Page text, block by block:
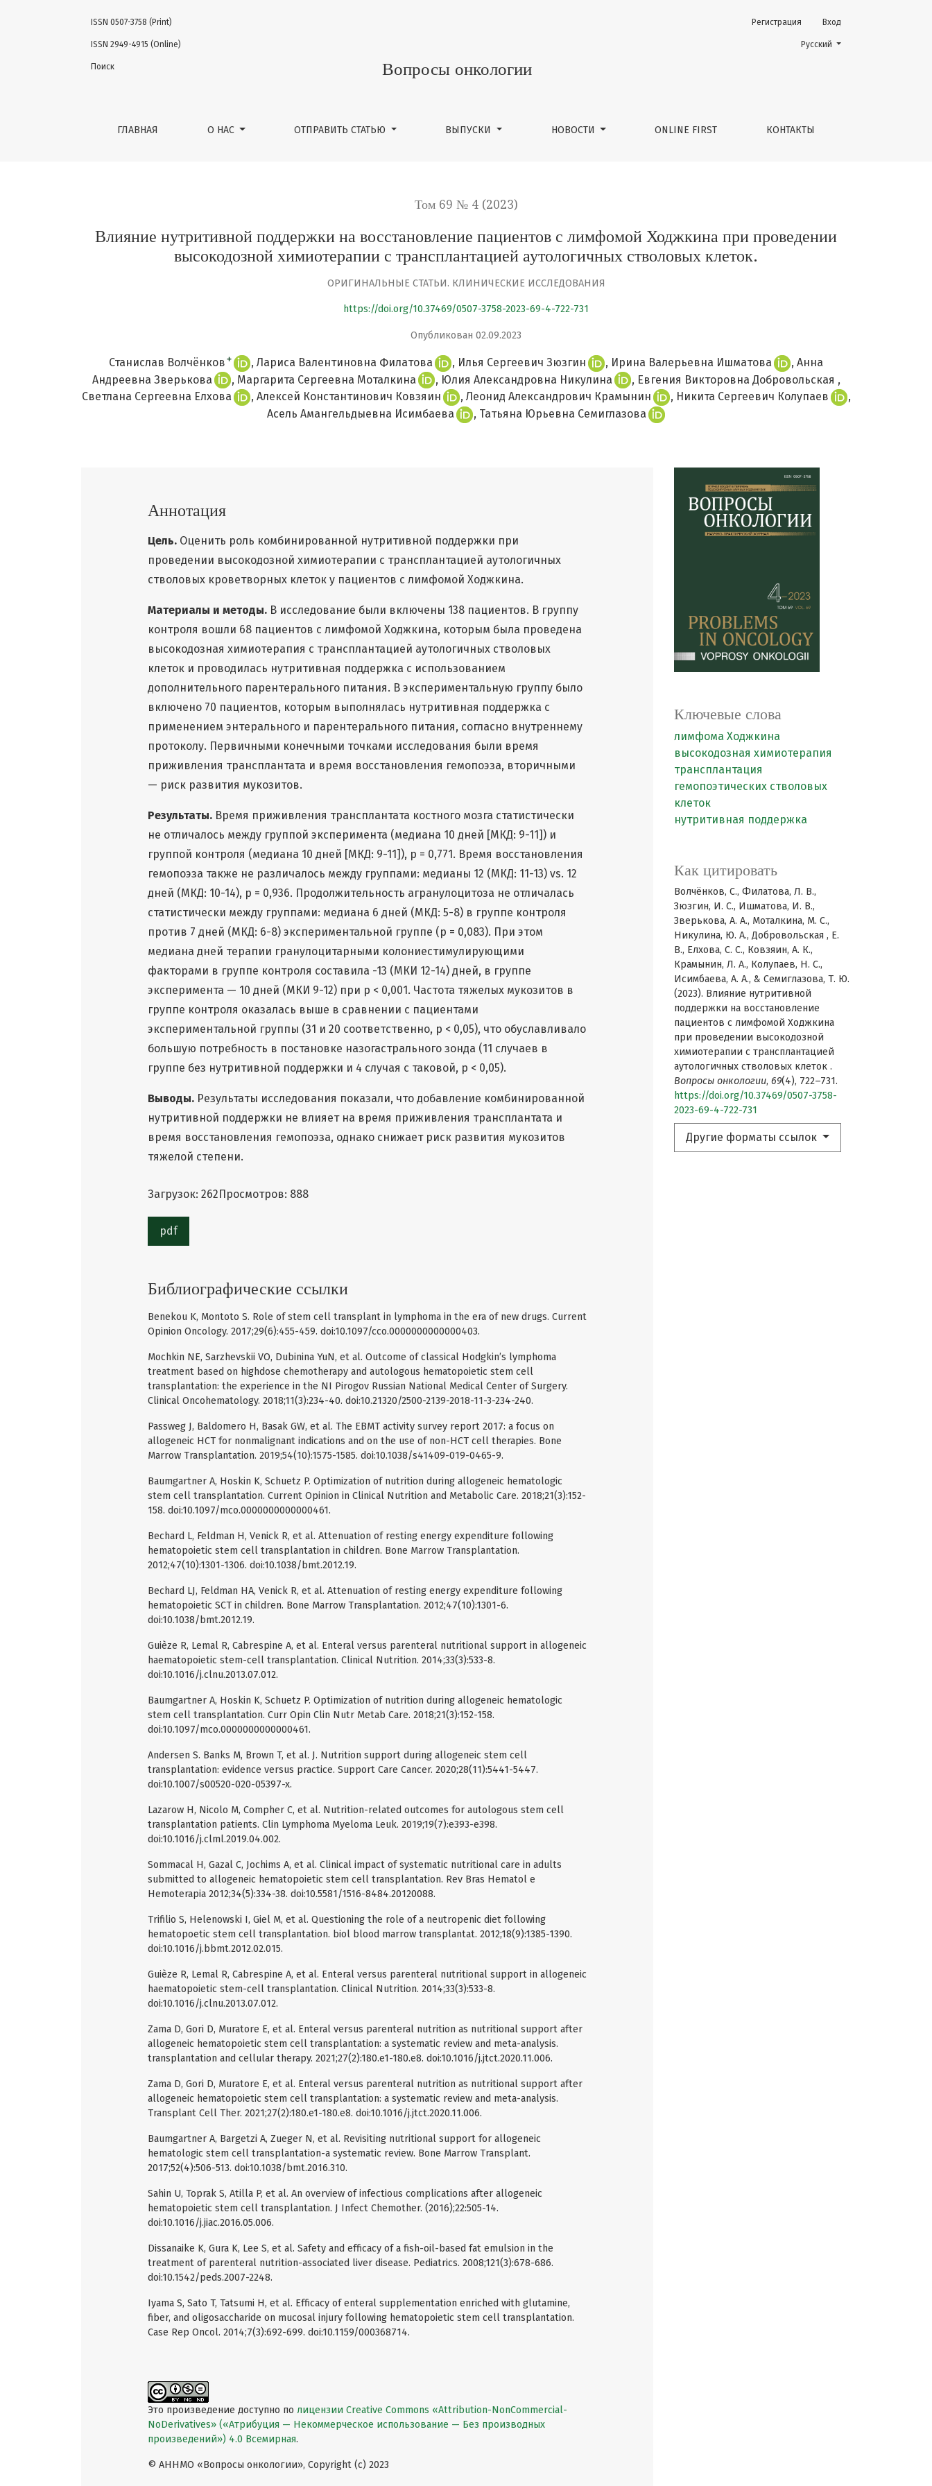
Влияние нутритивной поддержки на восстановление пациентов с лимфомой Ходжкина при проведении высокодозной химиотерапии с трансплантацией
Вопросы онкологии
ГЛАВНАЯ О НАС ОТПРАВИТЬ СТАТЬЮ ВЫПУСКИ НОВОСТИ ONLINE FIRST КОНТАКТЫ
Регистрация Вход
ISSN 0507-3758 (Print)
ISSN 2949-4915 (Online)
Поиск
Change the language. The
Русский
Том 69 № 4 (2023)
Влияние нутритивной поддержки на восстановление пациентов с лимфомой Ходжкина при проведении
высокодозной химиотерапии с трансплантацией аутологичных стволовых клеток.
ОРИГИНАЛЬНЫЕ СТАТЬИ. КЛИНИЧЕСКИЕ ИССЛЕДОВАНИЯ
https://doi.org/10.37469/0507-3758-2023-69-4-722-731
Опубликован 02.09.2023
Станислав Волчёнков + Лариса Валентиновна Филатова Илья Сергеевич Зюзгин Ирина Валерьевна Ишматова
Анна
Андреевна Зверькова
Маргарита Сергеевна Моталкина Юлия Александровна Никулина
Евгения Викторовна Добровольская
Светлана Сергеевна Елхова
Алексей Константинович Ковзяин Леонид Александрович Крамынин
Никита Сергеевич Колупаев
Асель Амангельдыевна Исимбаева
Татьяна Юрьевна Семиглазова
Ключевые слова
лимфома Ходжкина
высокодозная химиотерапия
трансплантация
гемопоэтических стволовых
клеток
нутритивная поддержка
Как цитировать
Волчёнков, С., Филатова, Л. В.,
Зюзгин, И. С., Ишматова, И. В.,
Зверькова, А. А., Моталкина, М. С.,
Никулина, Ю. А., Добровольская , Е.
В., Елхова, С. С., Ковзяин, А. К.,
Крамынин, Л. А., Колупаев, Н. С.,
Исимбаева, А. А., & Семиглазова, Т. Ю.
(2023). Влияние нутритивной
поддержки на восстановление
пациентов с лимфомой Ходжкина
при проведении высокодозной
химиотерапии с трансплантацией
аутологичных стволовых клеток .
Вопросы онкологии, 69(4), 722–731.
https://doi.org/10.37469/0507-3758-
2023-69-4-722-731
Другие форматы ссылок
Аннотация
Цель. Оценить роль комбинированной нутритивной поддержки при
проведении высокодозной химиотерапии с трансплантацией аутологичных
стволовых кроветворных клеток у пациентов с лимфомой Ходжкина.
Материалы и методы. В исследование были включены 138 пациентов. В группу
контроля вошли 68 пациентов с лимфомой Ходжкина, которым была проведена
высокодозная химиотерапия с трансплантацией аутологичных стволовых
клеток и проводилась нутритивная поддержка с использованием
дополнительного парентерального питания. В экспериментальную группу было
включено 70 пациентов, которым выполнялась нутритивная поддержка с
применением энтерального и парентерального питания, согласно внутреннему
протоколу. Первичными конечными точками исследования были время
приживления трансплантата и время восстановления гемопоэза, вторичными
— риск развития мукозитов.
Результаты. Время приживления трансплантата костного мозга статистически
не отличалось между группой эксперимента (медиана 10 дней [МКД: 9-11]) и
группой контроля (медиана 10 дней [МКД: 9-11]), p = 0,771. Время восстановления
гемопоэза также не различалось между группами: медианы 12 (МКД: 11-13) vs. 12
дней (МКД: 10-14), p = 0,936. Продолжительность агранулоцитоза не отличалась
статистически между группами: медиана 6 дней (МКД: 5-8) в группе контроля
против 7 дней (МКД: 6-8) экспериментальной группе (p = 0,083). При этом
медиана дней терапии гранулоцитарными колониестимулирующими
факторами в группе контроля составила -13 (МКИ 12-14) дней, в группе
эксперимента — 10 дней (МКИ 9-12) при p < 0,001. Частота тяжелых мукозитов в
группе контроля оказалась выше в сравнении с пациентами
экспериментальной группы (31 и 20 соответственно, р < 0,05), что обуславливало
большую потребность в постановке назогастрального зонда (11 случаев в
группе без нутритивной поддержки и 4 случая с таковой, p < 0,05).
Выводы. Результаты исследования показали, что добавление комбинированной
нутритивной поддержки не влияет на время приживления трансплантата и
время восстановления гемопоэза, однако снижает риск развития мукозитов
тяжелой степени.
Загрузок: 262Просмотров: 888
pdf
Библиографические ссылки
Benekou K, Montoto S. Role of stem cell transplant in lymphoma in the era of new drugs. Current
Opinion Oncology. 2017;29(6):455-459. doi:10.1097/cco.0000000000000403.
Mochkin NE, Sarzhevskii VO, Dubinina YuN, et al. Outcome of classical Hodgkin’s lymphoma
treatment based on highdose chemotherapy and autologous hematopoietic stem cell
transplantation: the experience in the NI Pirogov Russian National Medical Center of Surgery.
Clinical Oncohematology. 2018;11(3):234-40. doi:10.21320/2500-2139-2018-11-3-234-240.
Passweg J, Baldomero H, Basak GW, et al. The EBMT activity survey report 2017: a focus on
allogeneic HCT for nonmalignant indications and on the use of non-HCT cell therapies. Bone
Marrow Transplantation. 2019;54(10):1575-1585. doi:10.1038/s41409-019-0465-9.
Baumgartner A, Hoskin K, Schuetz P. Optimization of nutrition during allogeneic hematologic
stem cell transplantation. Current Opinion in Clinical Nutrition and Metabolic Care. 2018;21(3):152-
158. doi:10.1097/mco.0000000000000461.
Bechard L, Feldman H, Venick R, et al. Attenuation of resting energy expenditure following
hematopoietic stem cell transplantation in children. Bone Marrow Transplantation.
2012;47(10):1301-1306. doi:10.1038/bmt.2012.19.
Bechard LJ, Feldman HA, Venick R, et al. Attenuation of resting energy expenditure following
hematopoietic SCT in children. Bone Marrow Transplantation. 2012;47(10):1301-6.
doi:10.1038/bmt.2012.19.
Guièze R, Lemal R, Cabrespine A, et al. Enteral versus parenteral nutritional support in allogeneic
haematopoietic stem-cell transplantation. Clinical Nutrition. 2014;33(3):533-8.
doi:10.1016/j.clnu.2013.07.012.
Baumgartner A, Hoskin K, Schuetz P. Optimization of nutrition during allogeneic hematologic
stem cell transplantation. Curr Opin Clin Nutr Metab Care. 2018;21(3):152-158.
doi:10.1097/mco.0000000000000461.
Andersen S. Banks M, Brown T, et al. J. Nutrition support during allogeneic stem cell
transplantation: evidence versus practice. Support Care Cancer. 2020;28(11):5441-5447.
doi:10.1007/s00520-020-05397-x.
Lazarow H, Nicolo M, Compher C, et al. Nutrition-related outcomes for autologous stem cell
transplantation patients. Clin Lymphoma Myeloma Leuk. 2019;19(7):e393-e398.
doi:10.1016/j.clml.2019.04.002.
Sommacal H, Gazal C, Jochims A, et al. Clinical impact of systematic nutritional care in adults
submitted to allogeneic hematopoietic stem cell transplantation. Rev Bras Hematol e
Hemoterapia 2012;34(5):334-38. doi:10.5581/1516-8484.20120088.
Trifilio S, Helenowski I, Giel M, et al. Questioning the role of a neutropenic diet following
hematopoetic stem cell transplantation. biol blood marrow transplantat. 2012;18(9):1385-1390.
doi:10.1016/j.bbmt.2012.02.015.
Guièze R, Lemal R, Cabrespine A, et al. Enteral versus parenteral nutritional support in allogeneic
haematopoietic stem-cell transplantation. Clinical Nutrition. 2014;33(3):533-8.
doi:10.1016/j.clnu.2013.07.012.
Zama D, Gori D, Muratore E, et al. Enteral versus parenteral nutrition as nutritional support after
allogeneic hematopoietic stem cell transplantation: a systematic review and meta-analysis.
transplantation and cellular therapy. 2021;27(2):180.e1-180.e8. doi:10.1016/j.jtct.2020.11.006.
Zama D, Gori D, Muratore E, et al. Enteral versus parenteral nutrition as nutritional support after
allogeneic hematopoietic stem cell transplantation: a systematic review and meta-analysis.
Transplant Cell Ther. 2021;27(2):180.e1-180.e8. doi:10.1016/j.jtct.2020.11.006.
Baumgartner A, Bargetzi A, Zueger N, et al. Revisiting nutritional support for allogeneic
hematologic stem cell transplantation-a systematic review. Bone Marrow Transplant.
2017;52(4):506-513. doi:10.1038/bmt.2016.310.
Sahin U, Toprak S, Atilla P, et al. An overview of infectious complications after allogeneic
hematopoietic stem cell transplantation. J Infect Chemother. (2016);22:505-14.
doi:10.1016/j.jiac.2016.05.006.
Dissanaike K, Gura K, Lee S, et al. Safety and efficacy of a fish-oil-based fat emulsion in the
treatment of parenteral nutrition-associated liver disease. Pediatrics. 2008;121(3):678-686.
doi:10.1542/peds.2007-2248.
Iyama S, Sato T, Tatsumi H, et al. Efficacy of enteral supplementation enriched with glutamine,
fiber, and oligosaccharide on mucosal injury following hematopoietic stem cell transplantation.
Case Rep Oncol. 2014;7(3):692-699. doi:10.1159/000368714.
Это произведение доступно по лицензии Creative Commons «Attribution-NonCommercial-
NoDerivatives» («Атрибуция — Некоммерческое использование — Без производных
произведений») 4.0 Всемирная.
© АННМО «Вопросы онкологии», Copyright (c) 2023